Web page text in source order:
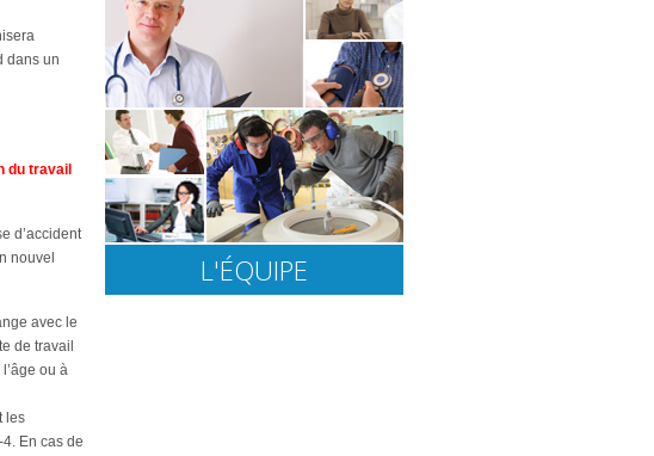
dans un
du travail
d’accident
nouvel
avec le
de travail
ou à
les
En cas de
L'ÉQUIPE